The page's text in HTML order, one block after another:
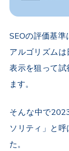
SEOの評価基
アルゴリズム
表示を狙って
ます。
そんな中で
ソリティ」と
た。